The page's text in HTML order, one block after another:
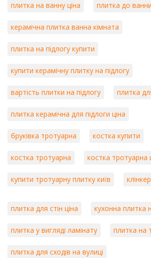
плитка на ванну ціна плитка до
керамічна плитка ванна кімната
плитка на підлогу купити
купити керамічну плитку на підлогу
вартість плитки на підлогу плитка
плитка керамічна для підлоги ціна
бруківка тротуарна костка купити
костка тротуарна костка тротуарна
купити тротуарну плитку київ
плитка для стін ціна кухонна плитка
плитка у вигляді ламінату плитка на
плитка для сходів на вулиці